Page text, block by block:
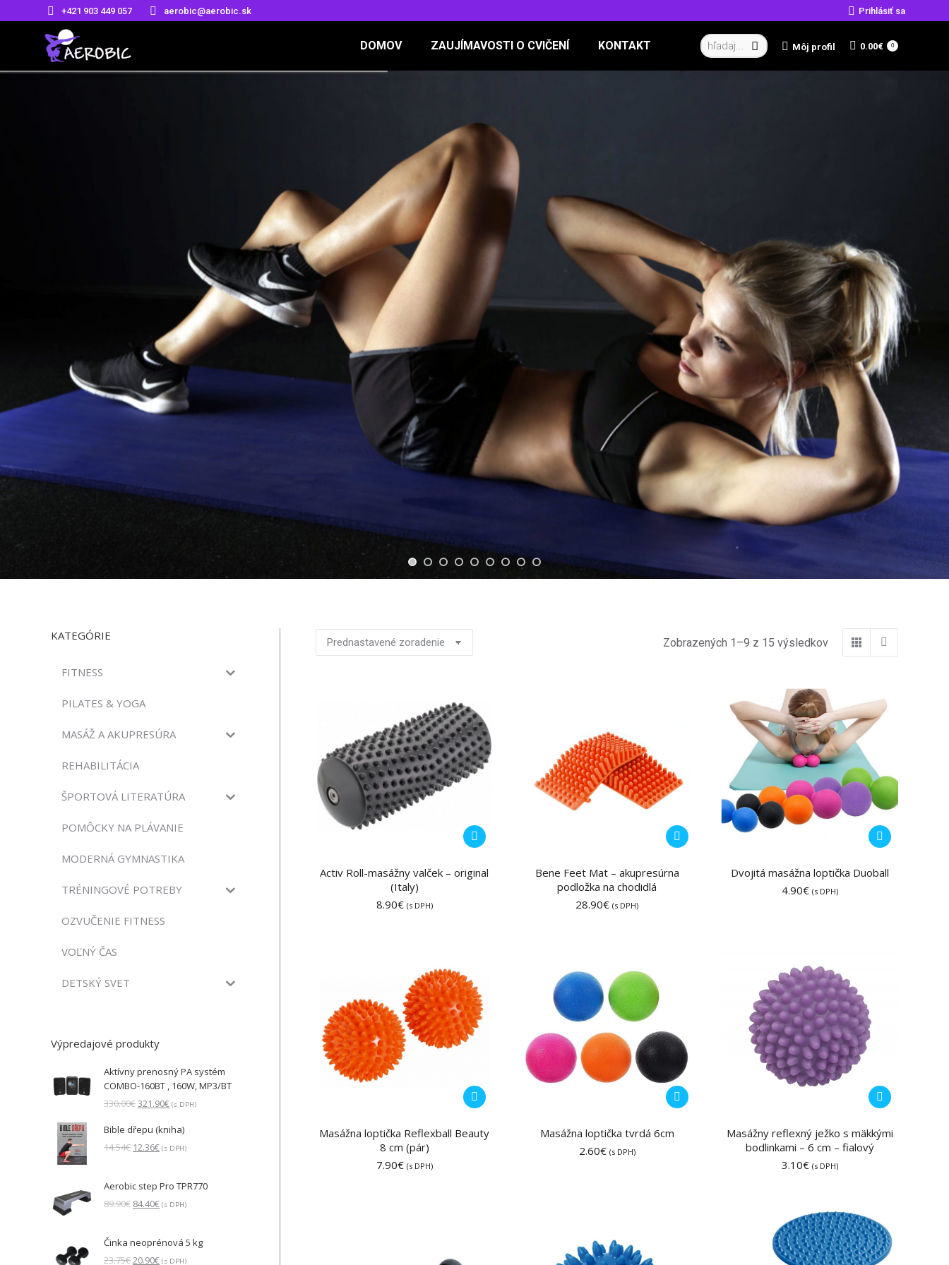
+421 903 449 057 aerobic@aerobic.sk Prihlásiť sa
DOMOV ZAUJÍMAVOSTI O CVIČENÍ KONTAKT Vyhľadávanie: Môj profil 0.00€ 0
Zobrazených 1–9 z 15 výsledkov
Activ Roll-masážny valček – original
(Italy)
8.90€ (s DPH)
Bene Feet Mat – akupresúrna
podložka na chodidlá
28.90€ (s DPH)
Tento
produkt
má
stránke
produktu.
Dvojitá masážna loptička Duoball
4.90€ (s DPH)
Masážna loptička Reflexball Beauty
8 cm (pár)
7.90€ (s DPH)
Tento
produkt
má
Masážna loptička tvrdá 6cm
2.60€ (s DPH)
Masážny reflexný ježko s mäkkými
bodlinkami – 6 cm – fialový
3.10€ (s DPH)
KATEGÓRIE
FITNESS
PILATES & YOGA
MASÁŽ A AKUPRESÚRA
REHABILITÁCIA
ŠPORTOVÁ LITERATÚRA
POMÔCKY NA PLÁVANIE
MODERNÁ GYMNASTIKA
TRÉNINGOVÉ POTREBY
OZVUČENIE FITNESS
VOĽNÝ ČAS
DETSKÝ SVET
Výpredajové produkty
Aktívny prenosný PA systém
COMBO-160BT , 160W, MP3/BT
330.00€Pôvodná
bola:
330.00€.
321.90€Aktuálna
je:
321.90€.
(s DPH)
Bible dřepu (kniha)
14.54€ Pôvodná
14.54€.
12.36€Aktuálna
12.36€.
(s DPH)
Aerobic step Pro TPR770
89.90€ Pôvodná
89.90€.
84.40€Aktuálna
84.40€.
(s DPH)
Činka neoprénová 5 kg
23.75€ Pôvodná
20.90€Aktuálna
(s DPH)